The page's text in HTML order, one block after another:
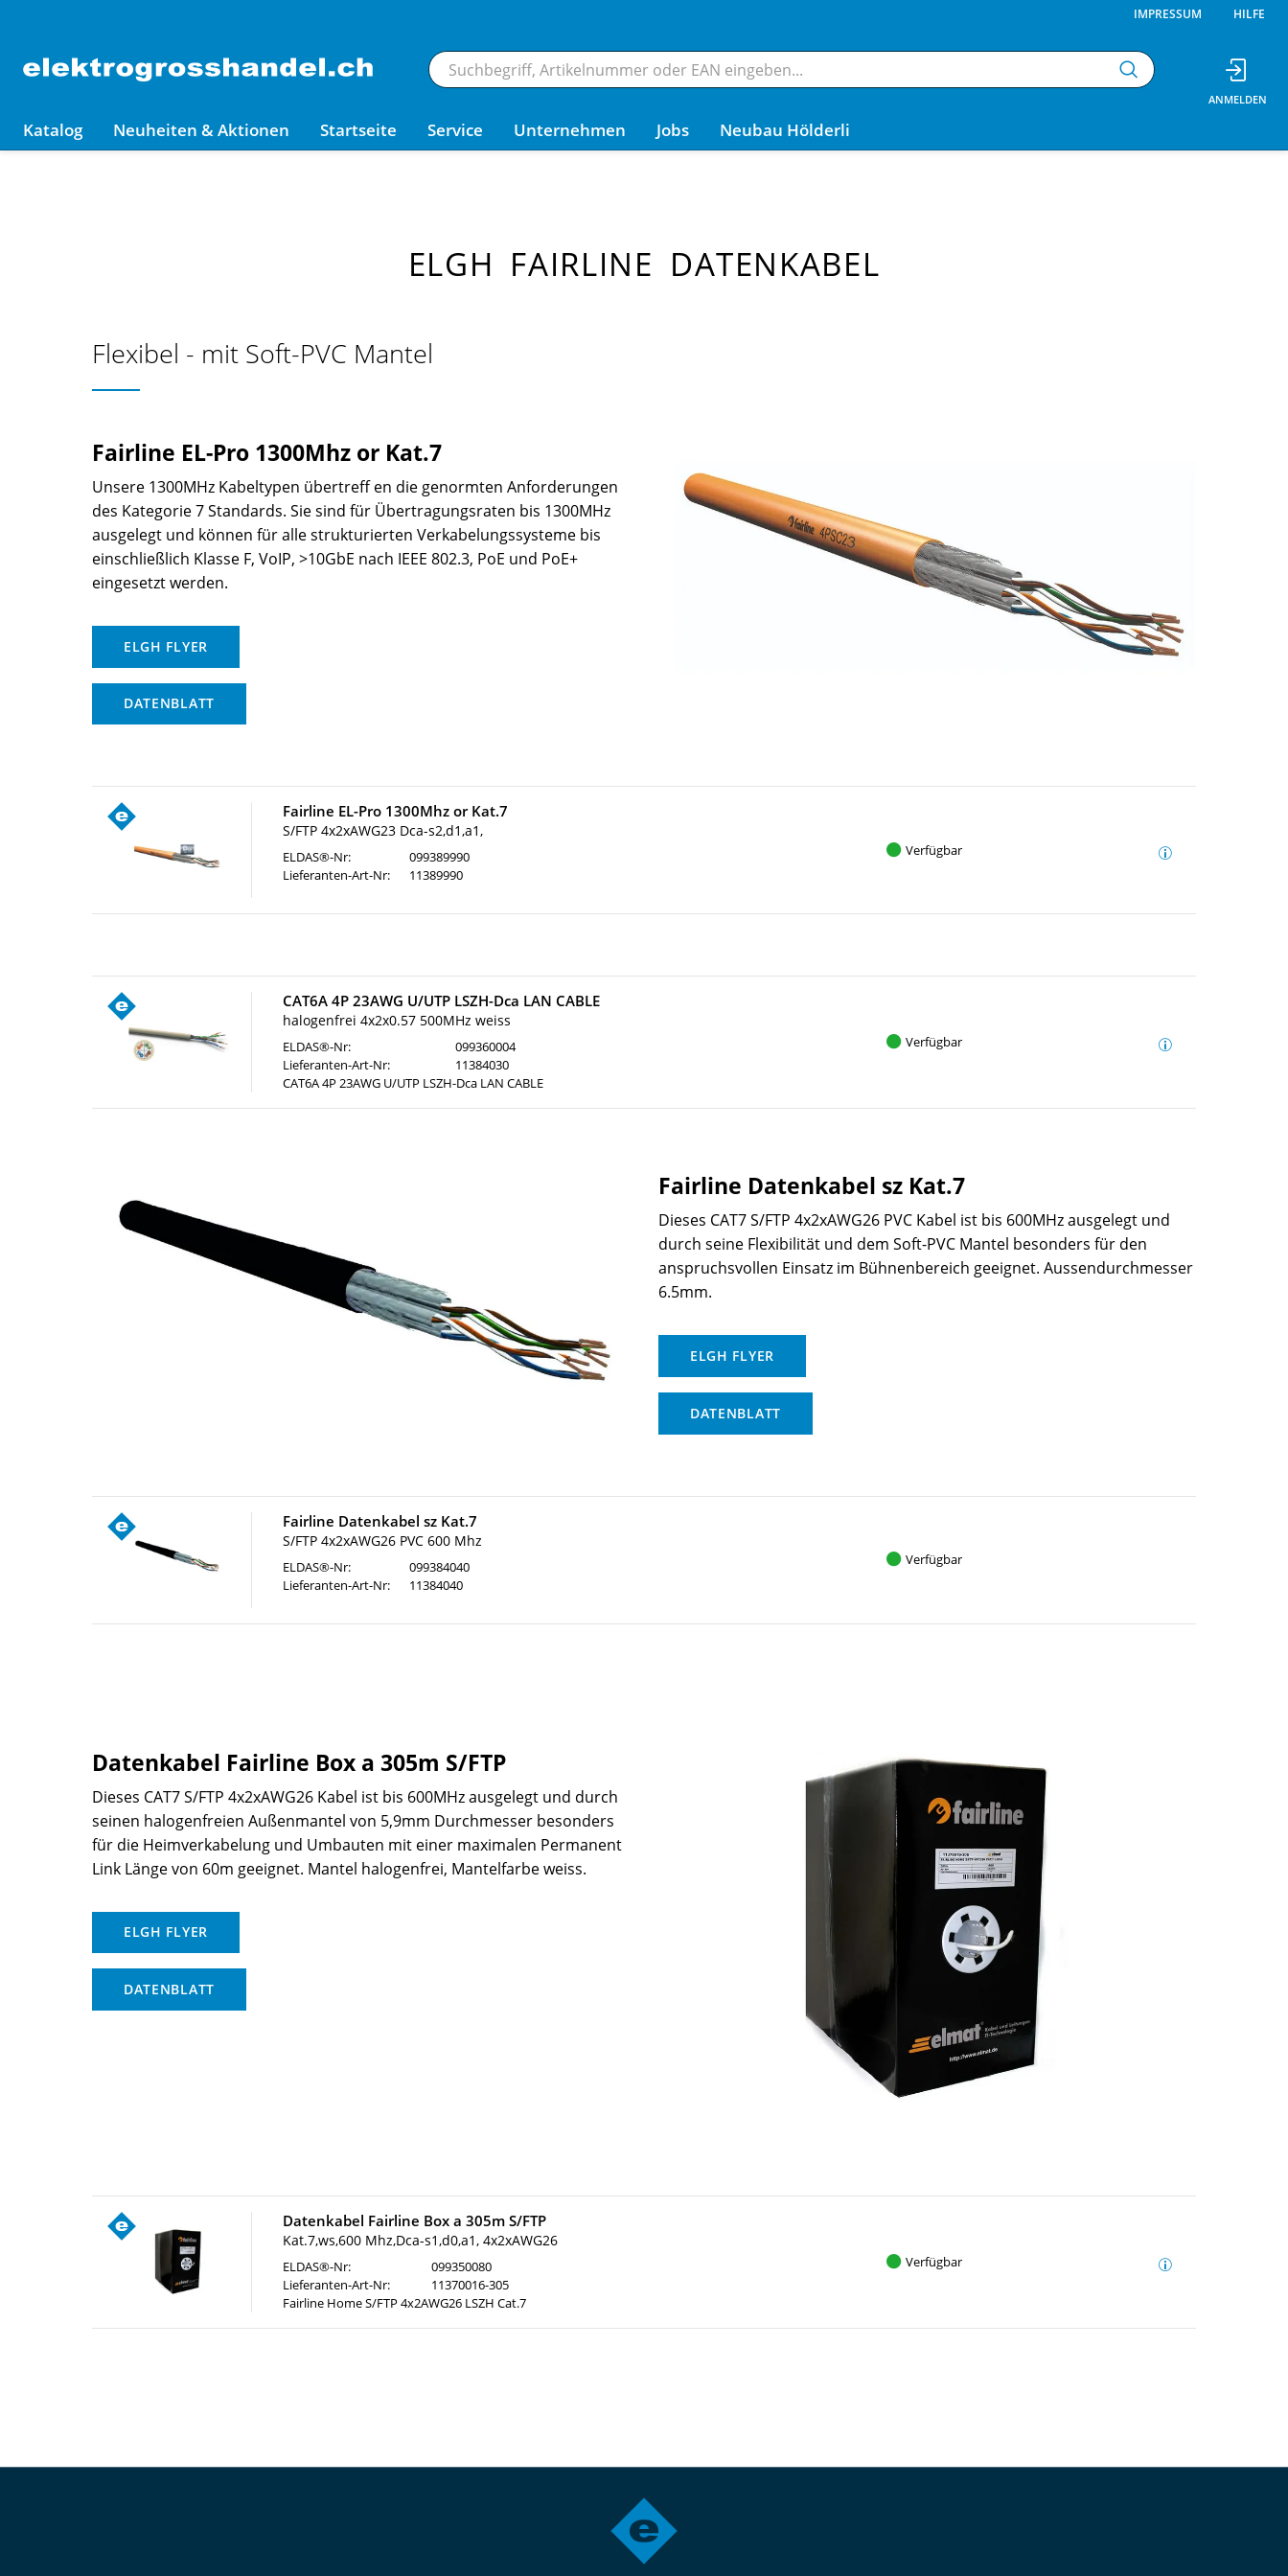
IMPRESSUM HILFE
Katalog Neuheiten & Aktionen Startseite Service Unternehmen Jobs Neubau Hölderli
ELGH FAIRLINE DATENKABEL
Flexibel - mit Soft-PVC Mantel
Fairline EL-Pro 1300Mhz or Kat.7
Unsere 1300MHz Kabeltypen übertreff en die genormten Anforderungen
des Kategorie 7 Standards. Sie sind für Übertragungsraten bis 1300MHz
ausgelegt und können für alle strukturierten Verkabelungssysteme bis
einschließlich Klasse F, VoIP, >10GbE nach IEEE 802.3, PoE und PoE+
eingesetzt werden.
ELGH FLYER
DATENBLATT
Fairline EL-Pro 1300Mhz or Kat.7
S/FTP 4x2xAWG23 Dca-s2,d1,a1,
ELDAS®-Nr:
099389990
Lieferanten-Art-Nr:
11389990
Verfügbar
CAT6A 4P 23AWG U/UTP LSZH-Dca LAN CABLE
halogenfrei 4x2x0.57 500MHz weiss
ELDAS®-Nr:
099360004
Lieferanten-Art-Nr:
11384030
CAT6A 4P 23AWG U/UTP LSZH-Dca LAN CABLE
Verfügbar
Fairline Datenkabel sz Kat.7
Dieses CAT7 S/FTP 4x2xAWG26 PVC Kabel ist bis 600MHz ausgelegt und
durch seine Flexibilität und dem Soft-PVC Mantel besonders für den
anspruchsvollen Einsatz im Bühnenbereich geeignet. Aussendurchmesser
6.5mm.
ELGH FLYER
DATENBLATT
Fairline Datenkabel sz Kat.7
S/FTP 4x2xAWG26 PVC 600 Mhz
ELDAS®-Nr:
099384040
Lieferanten-Art-Nr:
11384040
Verfügbar
Datenkabel Fairline Box a 305m S/FTP
Dieses CAT7 S/FTP 4x2xAWG26 Kabel ist bis 600MHz ausgelegt und durch
seinen halogenfreien Außenmantel von 5,9mm Durchmesser besonders
für die Heimverkabelung und Umbauten mit einer maximalen Permanent
Link Länge von 60m geeignet. Mantel halogenfrei, Mantelfarbe weiss.
ELGH FLYER
DATENBLATT
Datenkabel Fairline Box a 305m S/FTP
Kat.7,ws,600 Mhz,Dca-s1,d0,a1, 4x2xAWG26
ELDAS®-Nr:
099350080
Lieferanten-Art-Nr:
11370016-305
Fairline Home S/FTP 4x2AWG26 LSZH Cat.7
Verfügbar